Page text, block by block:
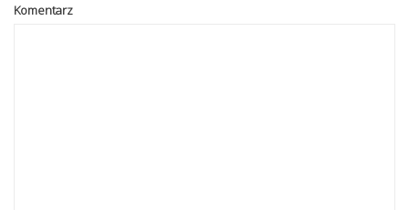
Komentarz